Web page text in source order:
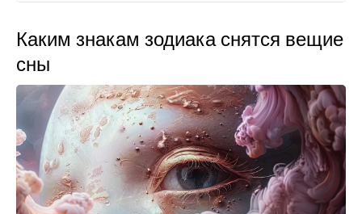
Каким знакам зодиака снятся вещие
сны